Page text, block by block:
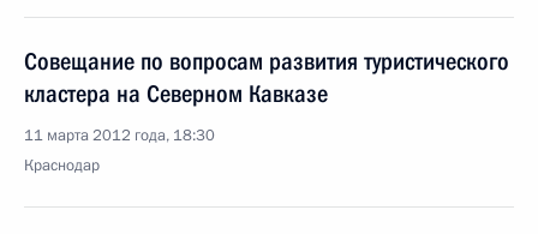
Совещание по вопросам развития туристического
кластера на Северном Кавказе
11 марта 2012 года, 18:30
Краснодар